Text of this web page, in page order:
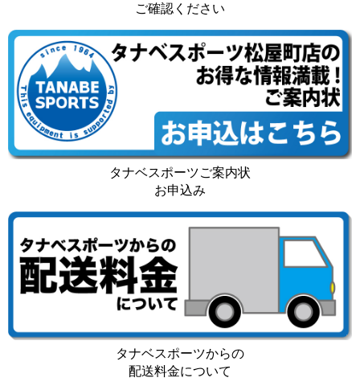
ご確認ください
タナベスポーツご案内状
お申込み
タナベスポーツからの
配送料金について